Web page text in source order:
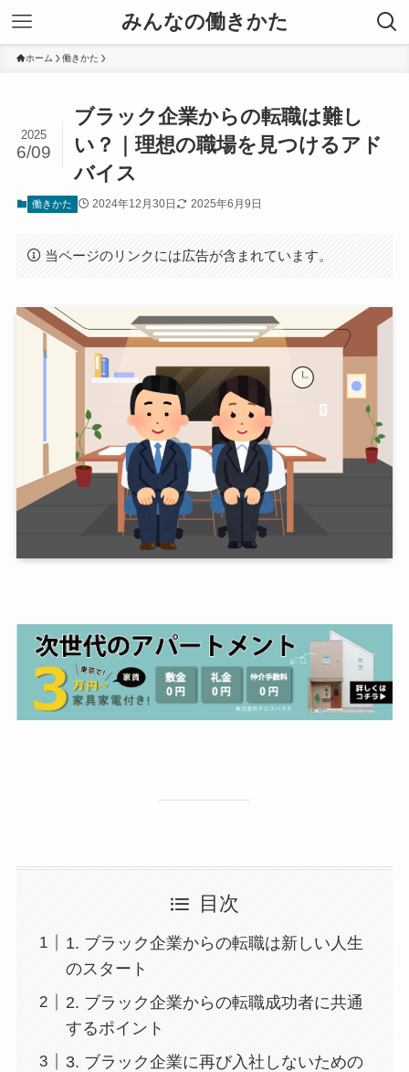
みんなの働きかた
ホーム 働きかた
ブラック企業からの転職は難し
い？｜理想の職場を見つけるアド
バイス
2025
6/09
働きかた 2024年12月30日 2025年6月9日
当ページのリンクには広告が含まれています。
目次
1. ブラック企業からの転職は新しい人生
のスタート
2. ブラック企業からの転職成功者に共通
するポイント
3. ブラック企業に再び入社しないための